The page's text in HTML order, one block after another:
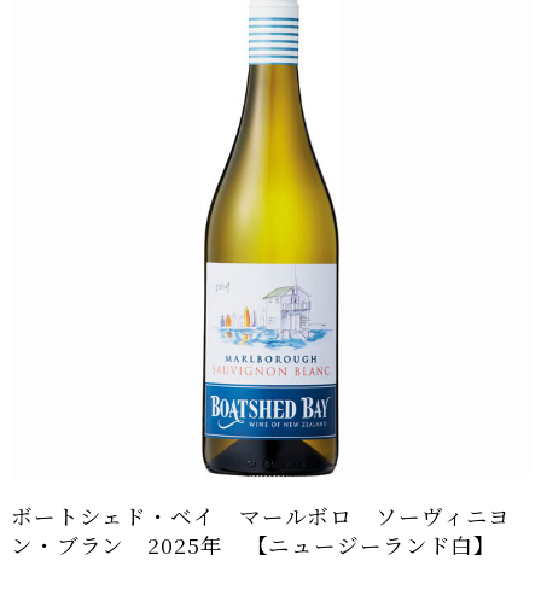
ボートシェド・ベイ マールボロ ソーヴィニヨ
ン・ブラン 2025年 【ニュージーランド白】